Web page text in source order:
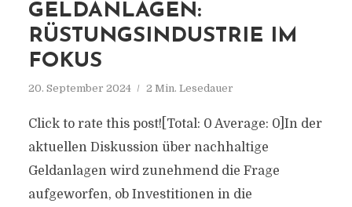
GELDANLAGEN:
RÜSTUNGSINDUSTRIE IM
FOKUS
20. September 2024 2 Min. Lesedauer
Click to rate this post![Total: 0 Average: 0]In der
aktuellen Diskussion über nachhaltige
Geldanlagen wird zunehmend die Frage
aufgeworfen, ob Investitionen in die